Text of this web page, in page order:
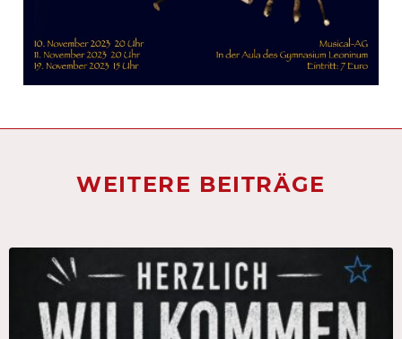
WEITERE BEITRÄGE